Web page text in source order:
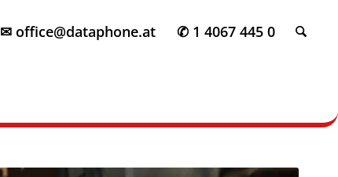
✉ office@dataphone.at ✆ 1 4067 445 0